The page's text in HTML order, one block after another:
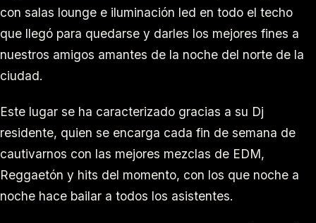
con salas lounge e iluminación led en todo el techo
que llegó para quedarse y darles los mejores fines a
nuestros amigos amantes de la noche del norte de la
ciudad.
Este lugar se ha caracterizado gracias a su Dj
residente, quien se encarga cada fin de semana de
cautivarnos con las mejores mezclas de EDM,
Reggaetón y hits del momento, con los que noche a
noche hace bailar a todos los asistentes.